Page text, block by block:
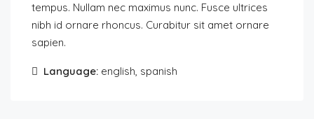
tempus. Nullam nec maximus nunc. Fusce ultrices
nibh id ornare rhoncus. Curabitur sit amet ornare
sapien.
Language: english, spanish